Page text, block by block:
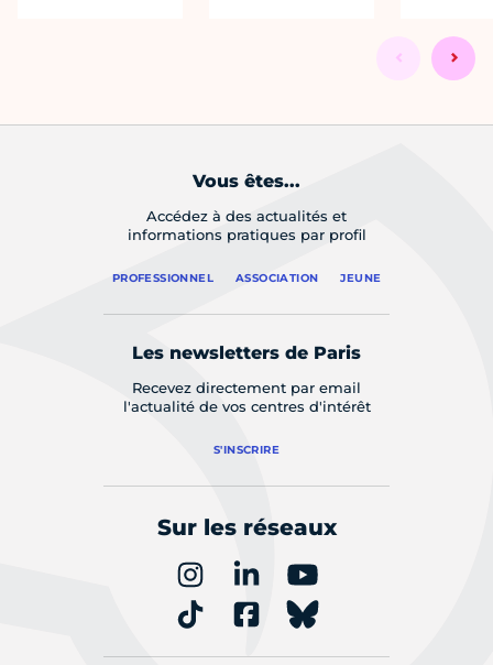
Vous êtes...
Accédez à des actualités et
informations pratiques par profil
PROFESSIONNEL ASSOCIATION JEUNE
Les newsletters de Paris
Recevez directement par email
l'actualité de vos centres d'intérêt
S'INSCRIRE
Sur les réseaux